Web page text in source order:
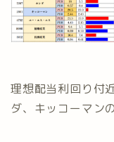
理想配当利回り付
ダ、キッコーマン